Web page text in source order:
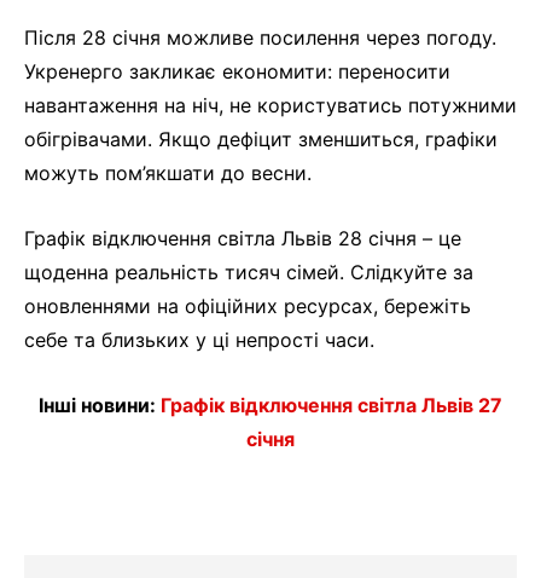
Після 28 січня можливе посилення через погоду.
Укренерго закликає економити: переносити
навантаження на ніч, не користуватись потужними
обігрівачами. Якщо дефіцит зменшиться, графіки
можуть пом’якшати до весни.
Графік відключення світла Львів 28 січня – це
щоденна реальність тисяч сімей. Слідкуйте за
оновленнями на офіційних ресурсах, бережіть
себе та близьких у ці непрості часи.
Інші новини: Графік відключення світла Львів 27
січня